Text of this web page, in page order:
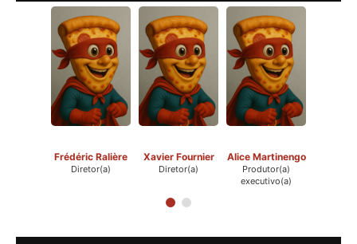
Frédéric Ralière
Diretor(a)
Xavier Fournier
Diretor(a)
Alice Martinengo
Produtor(a)
executivo(a)